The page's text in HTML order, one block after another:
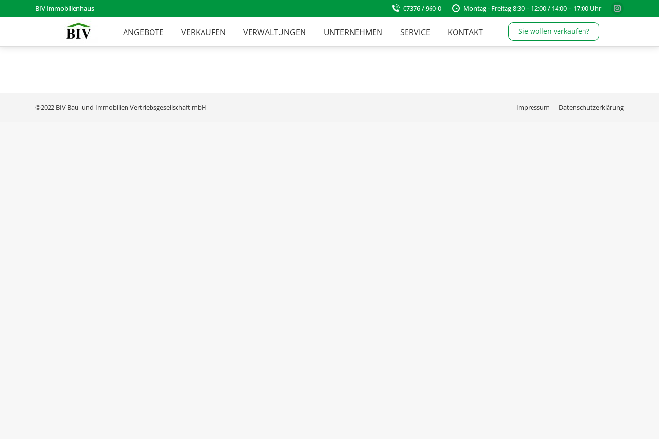
BIV Immobilienhaus 07376 / 960-0 Montag - Freitag 8:30 – 12:00 / 14:00 – 17:00 Uhr
Instagram
ANGEBOTE VERKAUFEN VERWALTUNGEN UNTERNEHMEN SERVICE KONTAKT Sie wollen verkaufen?
©2022 BIV Bau- und Immobilien Vertriebsgesellschaft mbH Impressum Datenschutzerklärung